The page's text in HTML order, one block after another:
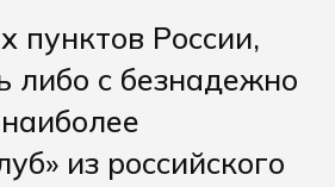
пунктов России,
либо с безнадежно
из российского